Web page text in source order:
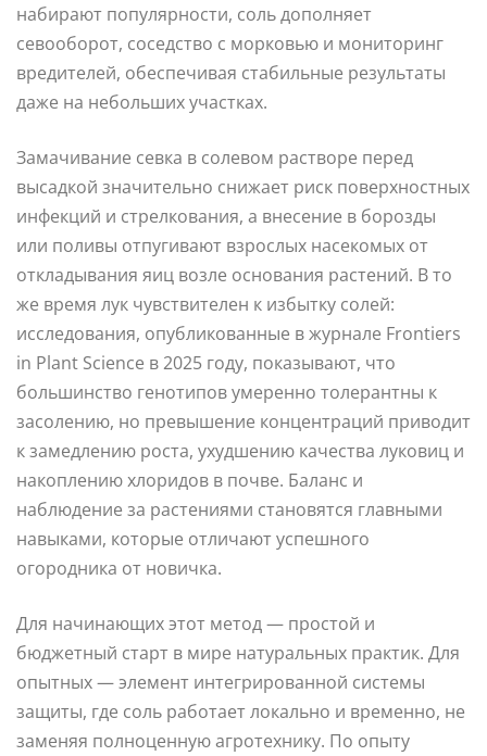
набирают популярности, соль дополняет
севооборот, соседство с морковью и мониторинг
вредителей, обеспечивая стабильные результаты
даже на небольших участках.
Замачивание севка в солевом растворе перед
высадкой значительно снижает риск поверхностных
инфекций и стрелкования, а внесение в борозды
или поливы отпугивают взрослых насекомых от
откладывания яиц возле основания растений. В то
же время лук чувствителен к избытку солей:
исследования, опубликованные в журнале Frontiers
in Plant Science в 2025 году, показывают, что
большинство генотипов умеренно толерантны к
засолению, но превышение концентраций приводит
к замедлению роста, ухудшению качества луковиц и
накоплению хлоридов в почве. Баланс и
наблюдение за растениями становятся главными
навыками, которые отличают успешного
огородника от новичка.
Для начинающих этот метод — простой и
бюджетный старт в мире натуральных практик. Для
опытных — элемент интегрированной системы
защиты, где соль работает локально и временно, не
заменяя полноценную агротехнику. По опыту